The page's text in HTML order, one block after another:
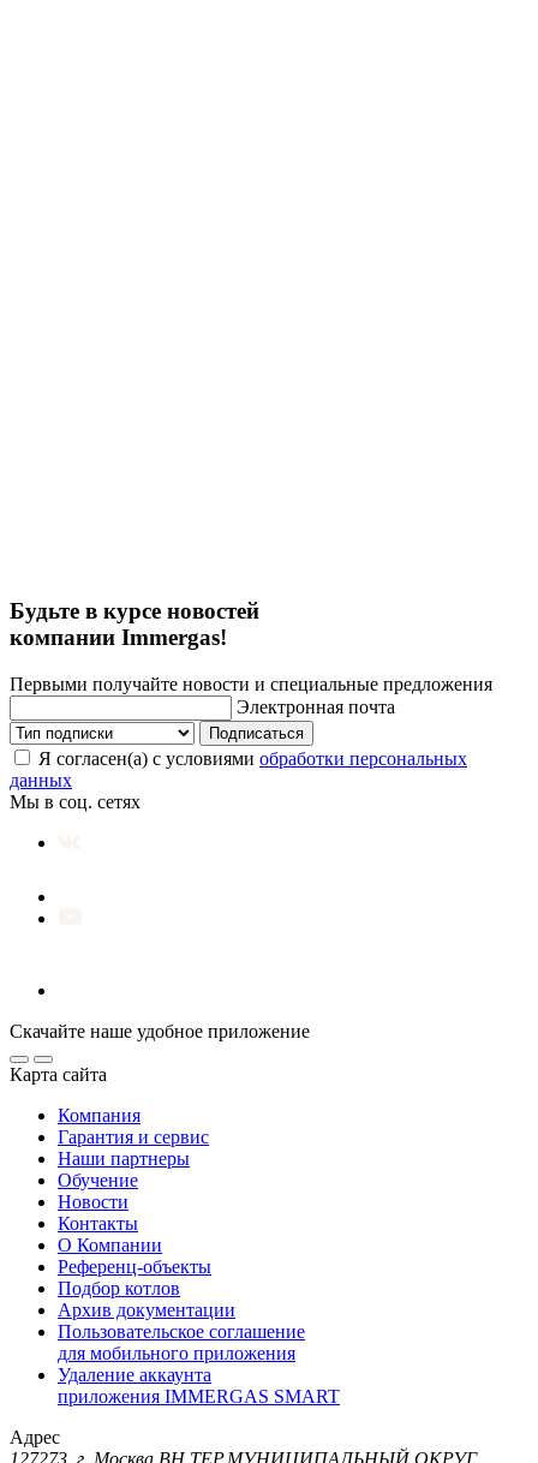
Будьте в курсе новостей
компании Immergas!
Первыми получайте новости и специальные предложения
Электронная почта
Подписаться
Я согласен(а) с условиями обработки персональных
данных
Мы в соц. сетях
Скачайте наше удобное приложение
Карта сайта
Компания
Гарантия и сервис
Наши партнеры
Обучение
Новости
Контакты
О Компании
Референц-объекты
Подбор котлов
Архив документации
Пользовательское соглашение
для мобильного приложения
Удаление аккаунта
приложения IMMERGAS SMART
Адрес
127273, г. Москва ВН.ТЕР.МУНИЦИПАЛЬНЫЙ ОКРУГ